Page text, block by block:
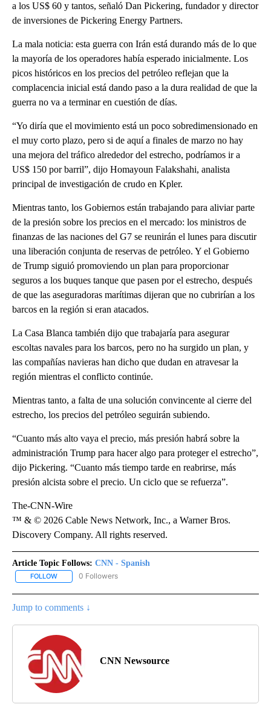
a los US$ 60 y tantos, señaló Dan Pickering, fundador y director
de inversiones de Pickering Energy Partners.
La mala noticia: esta guerra con Irán está durando más de lo que
la mayoría de los operadores había esperado inicialmente. Los
picos históricos en los precios del petróleo reflejan que la
complacencia inicial está dando paso a la dura realidad de que la
guerra no va a terminar en cuestión de días.
“Yo diría que el movimiento está un poco sobredimensionado en
el muy corto plazo, pero si de aquí a finales de marzo no hay
una mejora del tráfico alrededor del estrecho, podríamos ir a
US$ 150 por barril”, dijo Homayoun Falakshahi, analista
principal de investigación de crudo en Kpler.
Mientras tanto, los Gobiernos están trabajando para aliviar parte
de la presión sobre los precios en el mercado: los ministros de
finanzas de las naciones del G7 se reunirán el lunes para discutir
una liberación conjunta de reservas de petróleo. Y el Gobierno
de Trump siguió promoviendo un plan para proporcionar
seguros a los buques tanque que pasen por el estrecho, después
de que las aseguradoras marítimas dijeran que no cubrirían a los
barcos en la región si eran atacados.
La Casa Blanca también dijo que trabajaría para asegurar
escoltas navales para los barcos, pero no ha surgido un plan, y
las compañías navieras han dicho que dudan en atravesar la
región mientras el conflicto continúe.
Mientras tanto, a falta de una solución convincente al cierre del
estrecho, los precios del petróleo seguirán subiendo.
“Cuanto más alto vaya el precio, más presión habrá sobre la
administración Trump para hacer algo para proteger el estrecho”,
dijo Pickering. “Cuanto más tiempo tarde en reabrirse, más
presión alcista sobre el precio. Un ciclo que se refuerza”.
The-CNN-Wire
™ & © 2026 Cable News Network, Inc., a Warner Bros.
Discovery Company. All rights reserved.
Article Topic Follows: CNN - Spanish
FOLLOW FOLLOW "CNN - SPANISH" TO RECEIVE NOTIFICATIONS ABOUT
0 Followers
Jump to comments ↓
CNN Newsource